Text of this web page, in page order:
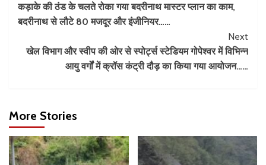
कड़ाके की ठंड के चलते रोका गया बदरीनाथ मास्टर प्लान का काम,
बदरीनाथ से लौटे 80 मजदूर और इंजीनियर……
Next
खेल विभाग और स्वीप की ओर से स्पोर्ट्स स्टेडियम गोपेश्वर में विभिन्न
आयु वर्गों में क्रॉस कंट्री दौड़ का किया गया आयोजन……
More Stories